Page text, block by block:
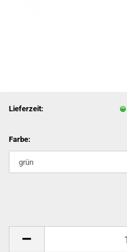
Lieferzeit:
Farbe: